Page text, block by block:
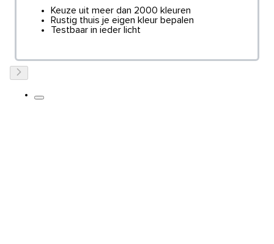
Keuze uit meer dan 2000 kleuren
Rustig thuis je eigen kleur bepalen
Testbaar in ieder licht